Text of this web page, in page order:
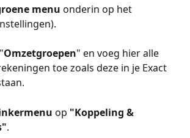
menu onderin op het
Omzetgroepen" en voeg hier alle
toe zoals deze in je Exact
op "Koppeling &
.